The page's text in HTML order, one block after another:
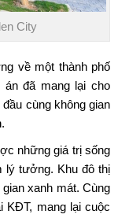
City
về một thành phố
đã mang lại cho
cùng không gian
những giá trị sống
lý tưởng. Khu đô thị
xanh mát. Cùng
KĐT, mang lại cuộc